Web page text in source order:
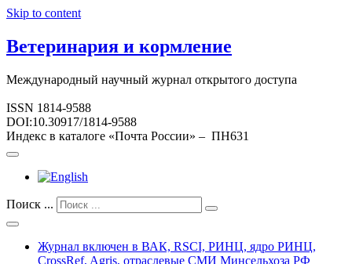
Skip to content
Ветеринария и кормление
Международный научный журнал открытого доступа
ISSN 1814-9588
DOI:10.30917/1814-9588
Индекс в каталоге «Почта России» – ПН631
Поиск ...
Журнал включен в ВАК, RSCI, РИНЦ, ядро РИНЦ,
CrossRef, Agris, отраслевые СМИ Минсельхоза РФ